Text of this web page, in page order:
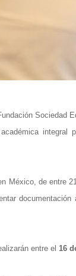
México, de
entre el 16